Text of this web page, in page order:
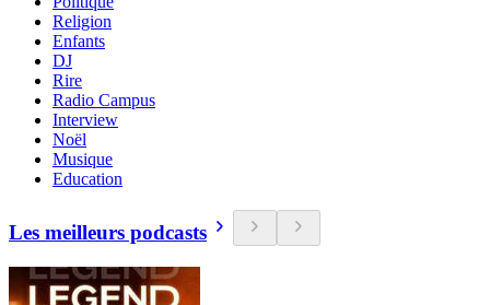
Religion
Enfants
DJ
Rire
Radio Campus
Interview
Noël
Musique
Education
Les meilleurs podcasts